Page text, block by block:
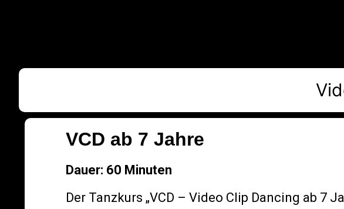
VCD ab 7 Jahre
Dauer: 60 Minuten
Der Tanzkurs „VCD – Video Clip Dancing ab 7